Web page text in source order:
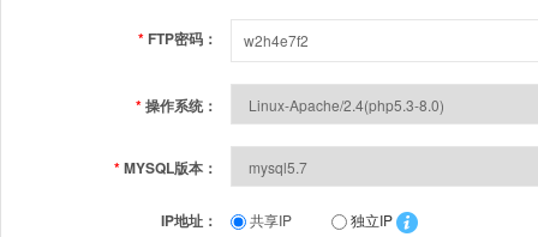
* FTP密码：
*操作系统：
*MYSQL版本：
IP地址： 共享IP 独立IP